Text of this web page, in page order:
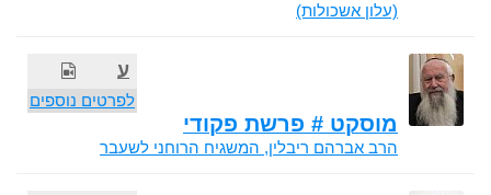
(עלון אשכולות)
ע
לפרטים נוספים
מוסקט # פרשת פקודי
הרב אברהם ריבלין, המשגיח הרוחני לשעבר